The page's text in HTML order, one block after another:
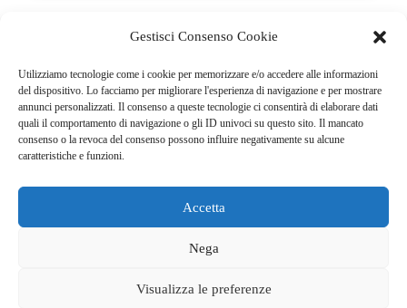
Gestisci Consenso Cookie
Utilizziamo tecnologie come i cookie per memorizzare e/o accedere alle informazioni
del dispositivo. Lo facciamo per migliorare l'esperienza di navigazione e per mostrare
annunci personalizzati. Il consenso a queste tecnologie ci consentirà di elaborare dati
quali il comportamento di navigazione o gli ID univoci su questo sito. Il mancato
consenso o la revoca del consenso possono influire negativamente su alcune
caratteristiche e funzioni.
Accetta
Nega
Visualizza le preferenze
Golf & Turismo – Via Gallarate 154 – 20151 Milano (IT) – Tel: +39 02
424191 – Fax: +39 02 48953252